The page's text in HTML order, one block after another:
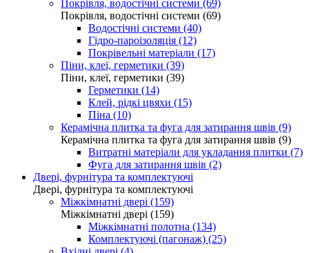
Покрівля, водостічні системи (69)
Покрівля, водостічні системи (69)
Водостічні системи (40)
Гідро-пароізоляція (12)
Покрівельні матеріали (17)
Піни, клеї, герметики (39)
Піни, клеї, герметики (39)
Герметики (14)
Клей, рідкі цвяхи (15)
Піна (10)
Керамічна плитка та фуга для затирання швів (9)
Керамічна плитка та фуга для затирання швів (9)
Витратні матеріали для укладання плитки (7)
Фуга для затирання швів (2)
Двері, фурнітура та комплектуючі
Двері, фурнітура та комплектуючі
Міжкімнатні двері (159)
Міжкімнатні двері (159)
Міжкімнатні полотна (134)
Комплектуючі (пагонаж) (25)